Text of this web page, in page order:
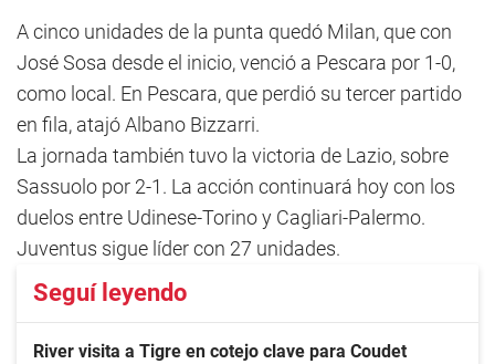
A cinco unidades de la punta quedó Milan, que con
José Sosa desde el inicio, venció a Pescara por 1-0,
como local. En Pescara, que perdió su tercer partido
en fila, atajó Albano Bizzarri.
La jornada también tuvo la victoria de Lazio, sobre
Sassuolo por 2-1. La acción continuará hoy con los
duelos entre Udinese-Torino y Cagliari-Palermo.
Juventus sigue líder con 27 unidades.
Seguí leyendo
River visita a Tigre en cotejo clave para Coudet